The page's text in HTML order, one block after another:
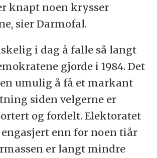
knapt noen krysser
sier Darmofal.
i dag å falle så langt
gjorde i 1984. Det
umulig å få et markant
siden velgerne er
og fordelt. Elektoratet
engasjert enn for noen tiår
er langt mindre